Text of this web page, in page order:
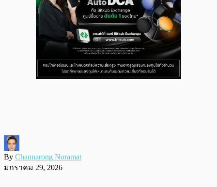
By Channarong Noramat
มกราคม 29, 2026